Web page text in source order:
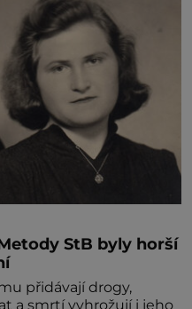
StB byly horší
přidávají drogy,
a smrtí vyhrožují i jeho